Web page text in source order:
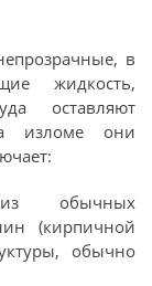
в
жидкость,
оставляют
изломе они
обычных
(кирпичной
обычно